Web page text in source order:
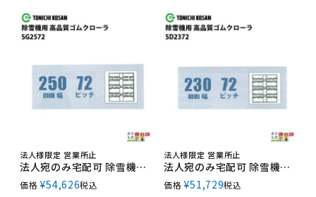
法人様限定 営業所止
法人宛のみ宅配可 除雪機用クローラ 250mm幅×72ピッチ コマ数34 SG2572 1本
価格 ¥54,626税込
法人様限定 営業所止
法人宛のみ宅配可 除雪機用クローラ 230mm幅×72ピッチ コマ数40 SD2372 1本
価格 ¥51,729税込